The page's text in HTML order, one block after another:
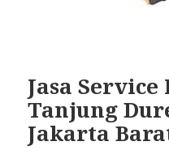
Jasa
Tanjung
Jakarta